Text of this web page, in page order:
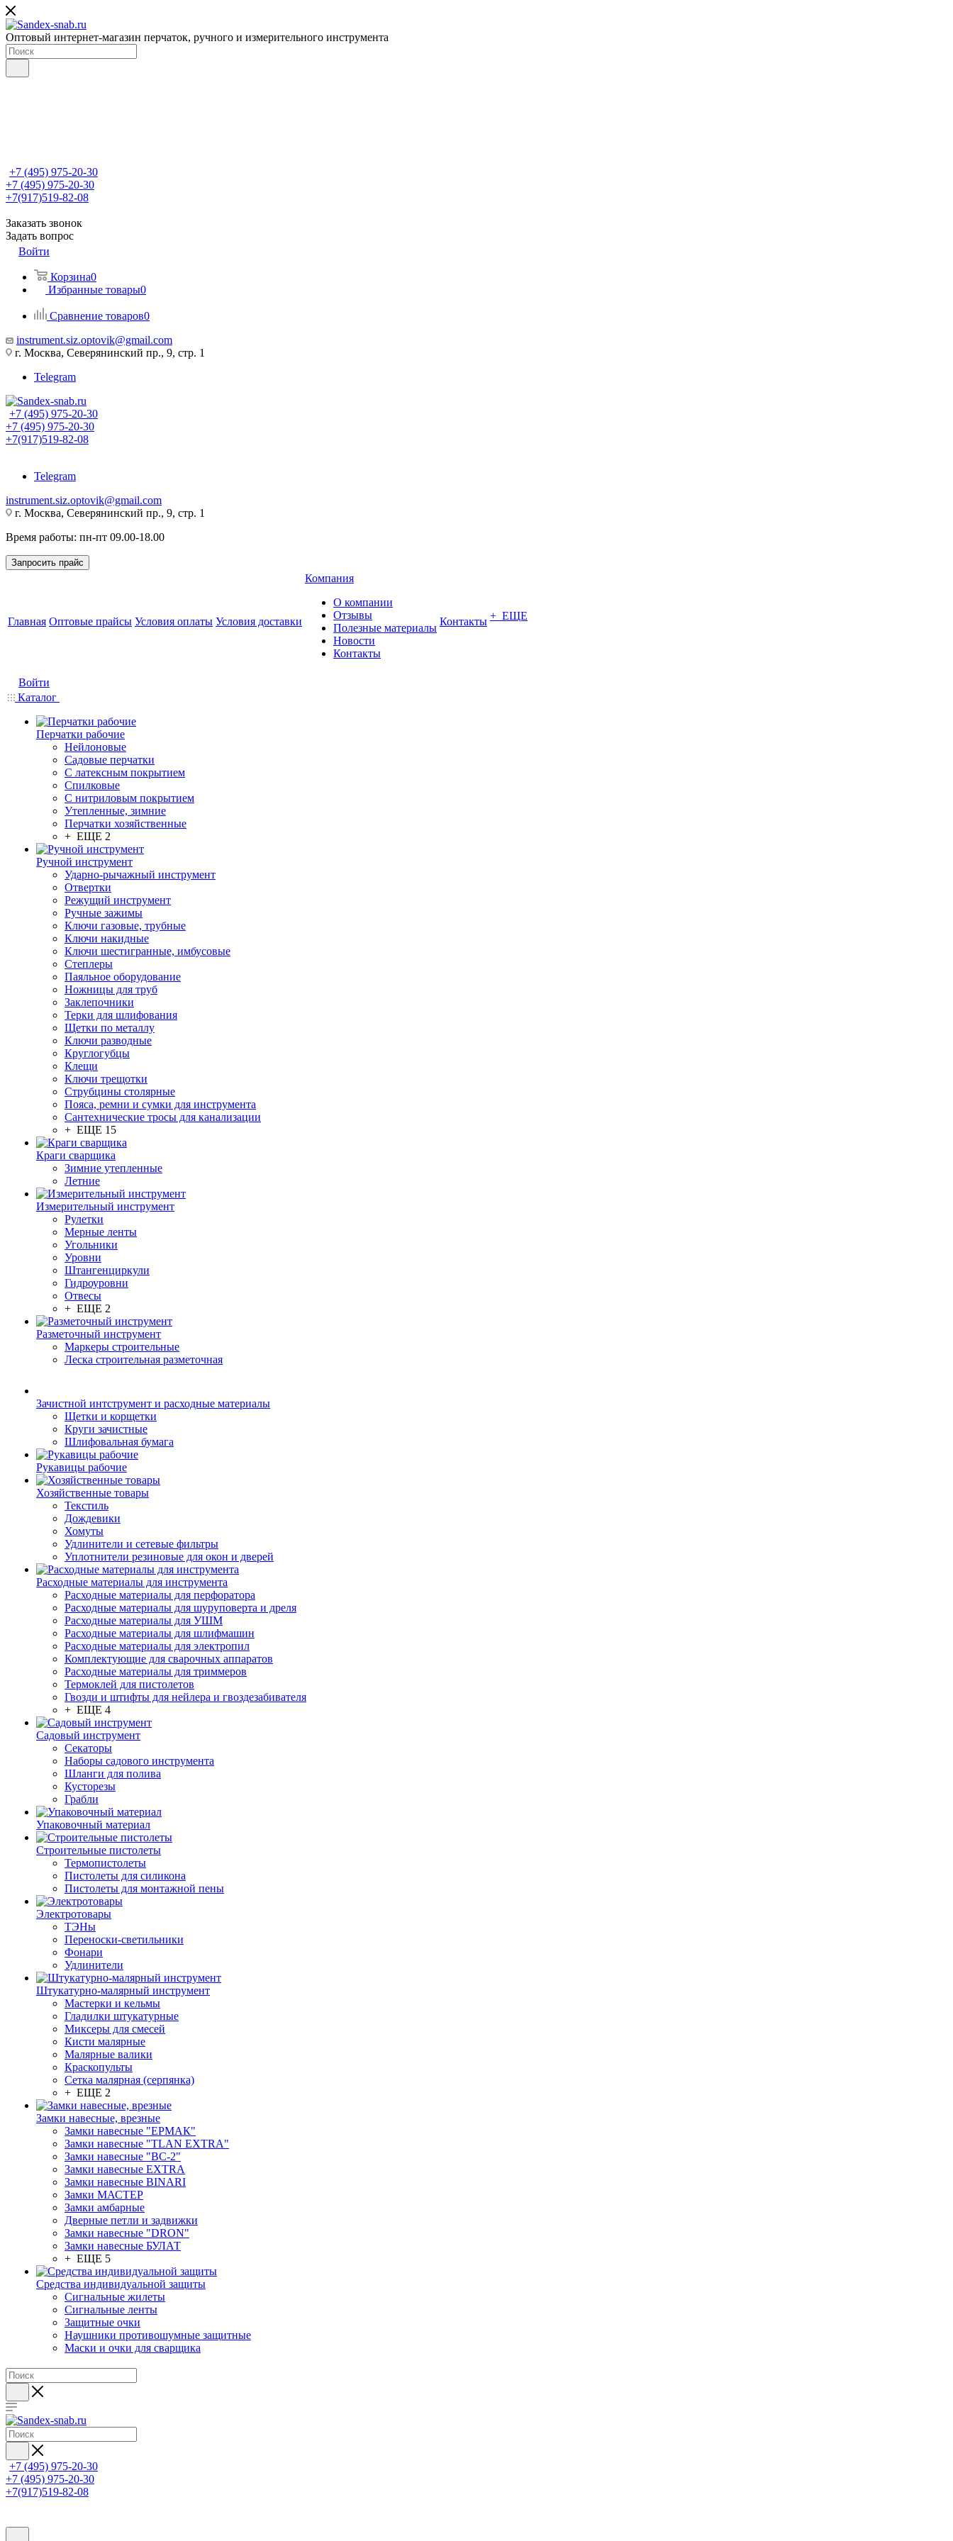
Оптовый интернет-магазин перчаток, ручного и измерительного инструмента
+7 (495) 975-20-30
+7 (495) 975-20-30
+7(917)519-82-08
Заказать звонок
Задать вопрос
Войти
Корзина0
Избранные товары0
Сравнение товаров0
instrument.siz.optovik@gmail.com
г. Москва, Северянинский пр., 9, стр. 1
Telegram
+7 (495) 975-20-30
+7 (495) 975-20-30
+7(917)519-82-08
Telegram
instrument.siz.optovik@gmail.com
г. Москва, Северянинский пр., 9, стр. 1
Время работы: пн-пт 09.00-18.00
Запросить прайс
Главная Оптовые прайсы Условия оплаты Условия доставки
Компания
О компании
Отзывы
Полезные материалы
Новости
Контакты
Контакты + ЕЩЕ
Войти
Каталог
Перчатки рабочие
Нейлоновые
Садовые перчатки
С латексным покрытием
Cпилковые
С нитриловым покрытием
Утепленные, зимние
Перчатки хозяйственные
+ ЕЩЕ 2
Ручной инструмент
Ударно-рычажный инструмент
Отвертки
Режущий инструмент
Ручные зажимы
Ключи газовые, трубные
Ключи накидные
Ключи шестигранные, имбусовые
Степлеры
Паяльное оборудование
Ножницы для труб
Заклепочники
Терки для шлифования
Щетки по металлу
Ключи разводные
Круглогубцы
Клещи
Ключи трещотки
Струбцины столярные
Пояса, ремни и сумки для инструмента
Сантехнические тросы для канализации
+ ЕЩЕ 15
Краги сварщика
Зимние утепленные
Летние
Измерительный инструмент
Рулетки
Мерные ленты
Угольники
Уровни
Штангенциркули
Гидроуровни
Отвесы
+ ЕЩЕ 2
Разметочный инструмент
Маркеры строительные
Леска строительная разметочная
Зачистной интструмент и расходные материалы
Щетки и корщетки
Круги зачистные
Шлифовальная бумага
Рукавицы рабочие
Хозяйственные товары
Текстиль
Дождевики
Хомуты
Удлинители и сетевые фильтры
Уплотнители резиновые для окон и дверей
Расходные материалы для инструмента
Расходные материалы для перфоратора
Расходные материалы для шуруповерта и дреля
Расходные материалы для УШМ
Расходные материалы для шлифмашин
Расходные материалы для электропил
Комплектующие для сварочных аппаратов
Расходные материалы для триммеров
Термоклей для пистолетов
Гвозди и штифты для нейлера и гвоздезабивателя
+ ЕЩЕ 4
Садовый инструмент
Секаторы
Наборы садового инструмента
Шланги для полива
Кусторезы
Грабли
Упаковочный материал
Строительные пистолеты
Термопистолеты
Пистолеты для силикона
Пистолеты для монтажной пены
Электротовары
ТЭНы
Переноски-светильники
Фонари
Удлинители
Штукатурно-малярный инструмент
Мастерки и кельмы
Гладилки штукатурные
Миксеры для смесей
Кисти малярные
Малярные валики
Краскопульты
Сетка малярная (серпянка)
+ ЕЩЕ 2
Замки навесные, врезные
Замки навесные "ЕРМАК"
Замки навесные "TLAN EXTRA"
Замки навесные "ВС-2"
Замки навесные EXTRA
Замки навесные BINARI
Замки МАСТЕР
Замки амбарные
Дверные петли и задвижки
Замки навесные "DRON"
Замки навесные БУЛАТ
+ ЕЩЕ 5
Средства индивидуальной защиты
Сигнальные жилеты
Сигнальные ленты
Защитные очки
Наушники противошумные защитные
Маски и очки для сварщика
+7 (495) 975-20-30
+7 (495) 975-20-30
+7(917)519-82-08